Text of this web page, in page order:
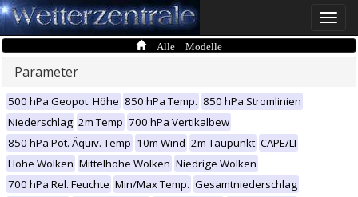
Toggle
Alle Modelle
Parameter
500 hPa Geopot. Höhe 850 hPa Temp. 850 hPa Stromlinien
Niederschlag 2m Temp 700 hPa Vertikalbew
850 hPa Pot. Äquiv. Temp 10m Wind 2m Taupunkt CAPE/LI
Hohe Wolken Mittelhohe Wolken Niedrige Wolken
700 hPa Rel. Feuchte Min/Max Temp. Gesamtniederschlag